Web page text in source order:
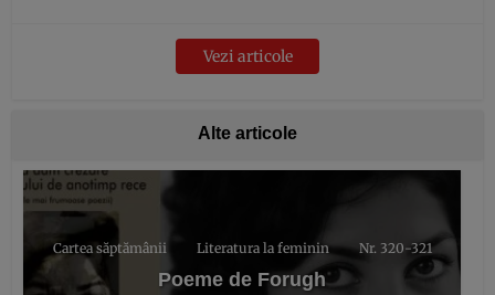
Vezi articole
Alte articole
Cartea săptămânii Literatura la feminin Nr. 320-321
Poeme de Forugh